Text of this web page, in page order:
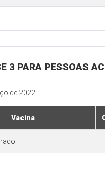
3 PARA PESSOAS
de 2022
Vacina